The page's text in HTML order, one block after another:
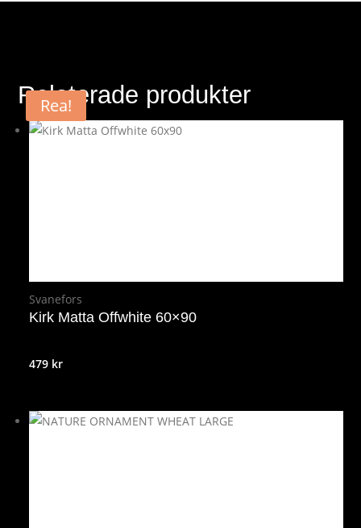
Relaterade produkter
Svanefors
Kirk Matta Offwhite 60×90
479 kr
Rea!